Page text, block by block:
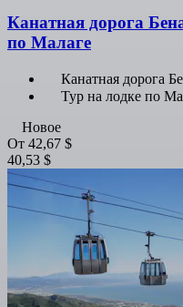
Канатная дорога
по Малаге
Канатная дорога
Тур на лодке по
Новое
От 42,67 $
40,53 $